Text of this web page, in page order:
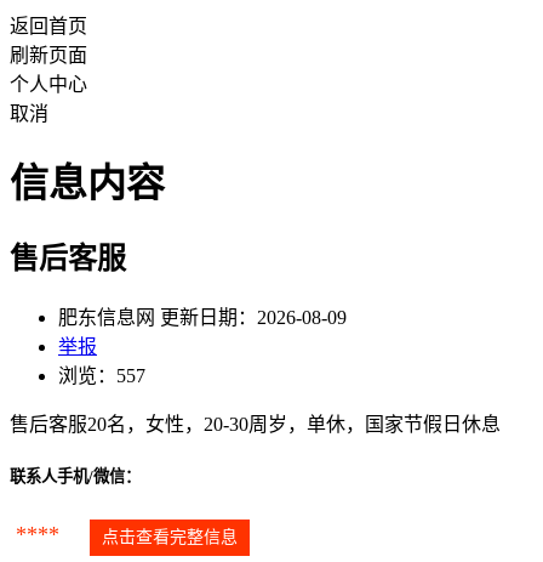
返回首页
刷新页面
个人中心
取消
信息内容
售后客服
肥东信息网 更新日期：2026-08-09
举报
浏览：557
售后客服20名，女性，20-30周岁，单休，国家节假日休息
联系人手机/微信：
**** 点击查看完整信息